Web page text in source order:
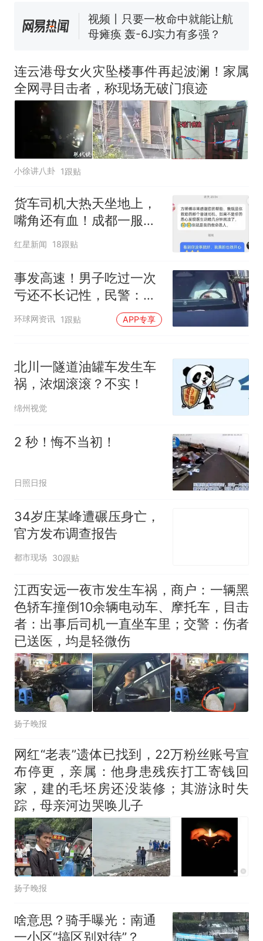
了……
视频丨只要一枚命中就能让航
母瘫痪 轰-6J实力有多强？
电力部门回应
佛山一中学招聘物理教师，笔
试前13名均遭淘汰？教育局：
已叫停招聘，成立调查组全面
核查
热 十多万人报名的考试，成绩
全部作废，公平么？
连云港母女火灾坠楼事件再起波澜！家属
全网寻目击者，称现场无破门痕迹
小徐讲八卦 1跟贴
货车司机大热天坐地上，
嘴角还有血！成都一服务
区上演生死救援
红星新闻 18跟贴
事发高速！男子吃过一次
亏还不长记性，民警：
罚！这错很多人都犯过，
赶紧自查
环球网资讯 1跟贴 APP专享
北川一隧道油罐车发生车
祸，浓烟滚滚？不实！
绵州视觉
2 秒！悔不当初！
日照日报
34岁庄某峰遭碾压身亡，
官方发布调查报告
都市现场 30跟贴
江西安远一夜市发生车祸，商户：一辆黑
色轿车撞倒10余辆电动车、摩托车，目击
者：出事后司机一直坐车里；交警：伤者
已送医，均是轻微伤
扬子晚报
网红“老表”遗体已找到，22万粉丝账号宣
布停更，亲属：他身患残疾打工寄钱回
家，建的毛坯房还没装修；其游泳时失
踪，母亲河边哭唤儿子
扬子晚报
啥意思？骑手曝光：南通
一小区“搞区别对待”？